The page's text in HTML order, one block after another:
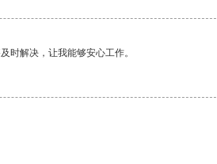
时解决，让我能够安心工作。